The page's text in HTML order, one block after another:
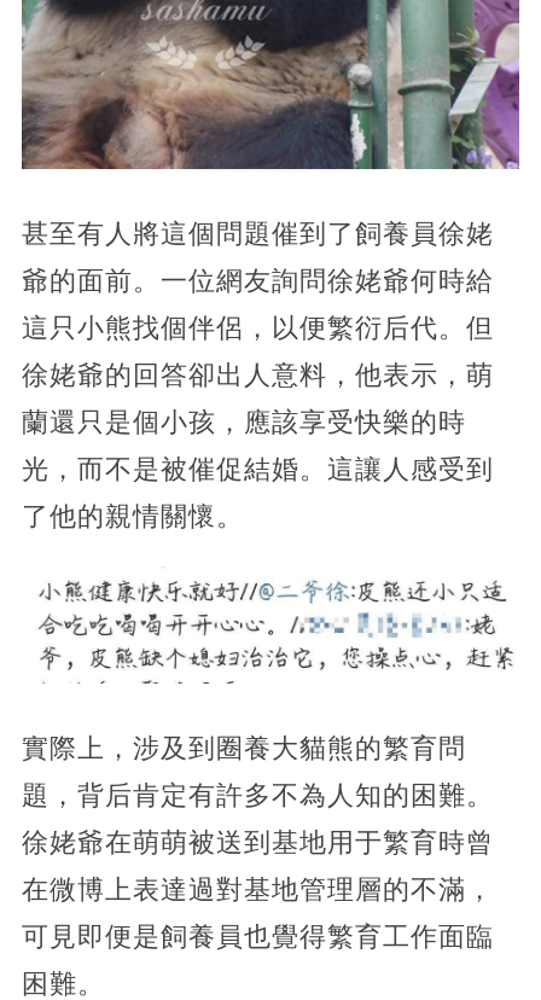
甚至有人將這個問題催到了飼養員徐姥
爺的面前。一位網友詢問徐姥爺何時給
這只小熊找個伴侶，以便繁衍后代。但
徐姥爺的回答卻出人意料，他表示，萌
蘭還只是個小孩，應該享受快樂的時
光，而不是被催促結婚。這讓人感受到
了他的親情關懷。
實際上，涉及到圈養大貓熊的繁育問
題，背后肯定有許多不為人知的困難。
徐姥爺在萌萌被送到基地用于繁育時曾
在微博上表達過對基地管理層的不滿，
可見即便是飼養員也覺得繁育工作面臨
困難。